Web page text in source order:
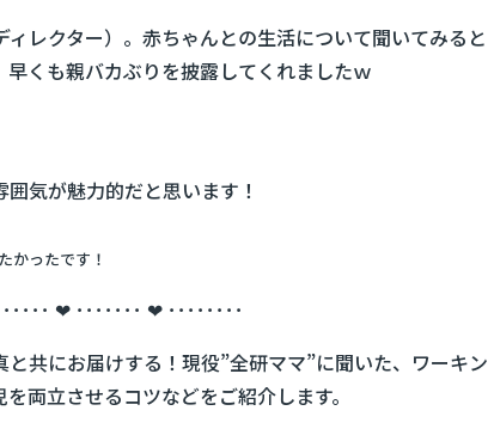
レクター）。赤ちゃんとの生活について聞いてみると
早くも親バカぶりを披露してくれましたｗ
気が魅力的だと思います！
かったです！
････ ❤ ･･･････ ❤ ････････
共にお届けする！現役”全研ママ”に聞いた、ワーキン
両立させるコツなどをご紹介します。